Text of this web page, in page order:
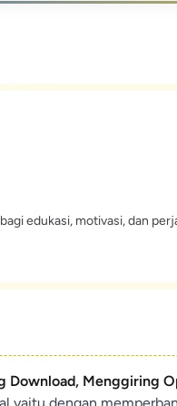
edukasi, motivasi, dan
Download, Menggiring